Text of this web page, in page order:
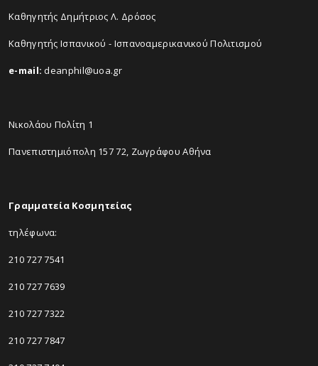
Καθηγητής Δημήτριος Λ. Δρόσος
Καθηγητής Ισπανικού - Ισπανοαμερικανικού Πολιτισμού
e-mail: deanphil@uoa.gr
Νικολάου Πολίτη 1
Πανεπιστημιόπολη 157 72, Ζωγράφου Αθήνα
Γραμματεία Κοσμητείας
τηλέφωνα:
210 727 7541
210 727 7639
210 727 7322
210 727 7847